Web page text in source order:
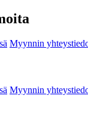
Myynnin
Myynnin